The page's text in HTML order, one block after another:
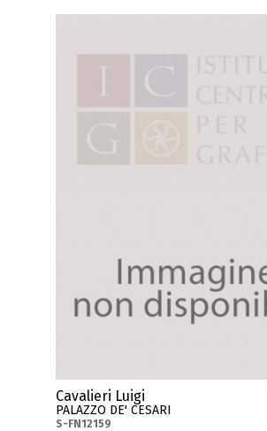
Cavalieri Luigi
PALAZZO DE' CESARI
S-FN12159